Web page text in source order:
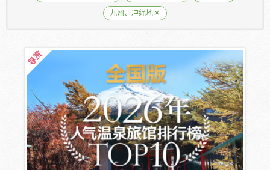
九州、冲绳地区